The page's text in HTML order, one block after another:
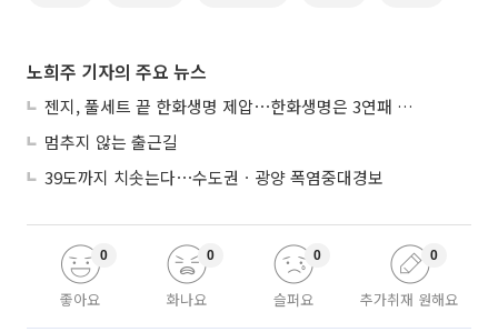
노희주 기자의 주요 뉴스
젠지, 풀세트 끝 한화생명 제압⋯한화생명은 3연패 수렁
멈추지 않는 출근길
39도까지 치솟는다⋯수도권ㆍ광양 폭염중대경보
좋아요
0
화나요
0
슬퍼요
0
추가취재 원해요
0